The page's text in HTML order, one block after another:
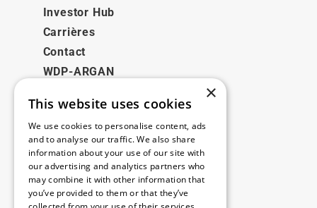
Investor Hub
Carrières
Contact
WDP-ARGAN
Juridique
Disclaimer
Politique de confidentialité
Cookie Policy
×
This website uses cookies
We use cookies to personalise content, ads
and to analyse our traffic. We also share
information about your use of our site with
our advertising and analytics partners who
may combine it with other information that
you’ve provided to them or that they’ve